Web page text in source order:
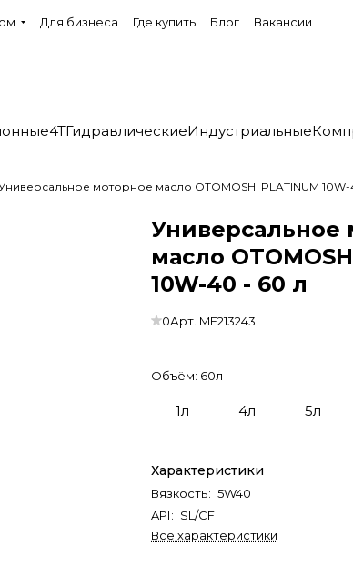
Для бизнеса Где купить Блог Вакансии
4TГидравлическиеИндустриальные
моторное масло OTOMOSHI PLATINUM
Универсальное
масло
10W-40 - 60 л
0Арт. MF213243
Объём: 60л
1л 4л 5л
Характеристики
Вязкость: 5W40
API: SL/CF
Все характеристики